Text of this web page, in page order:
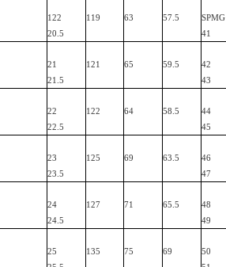
122
20.5
119 63 57.5
SPMG
41
21
21.5
121 65 59.5
42
43
22
22.5
122 64 58.5
44
45
23
23.5
125 69 63.5
46
47
24
24.5
127 71 65.5
48
49
25
135 75 69
50